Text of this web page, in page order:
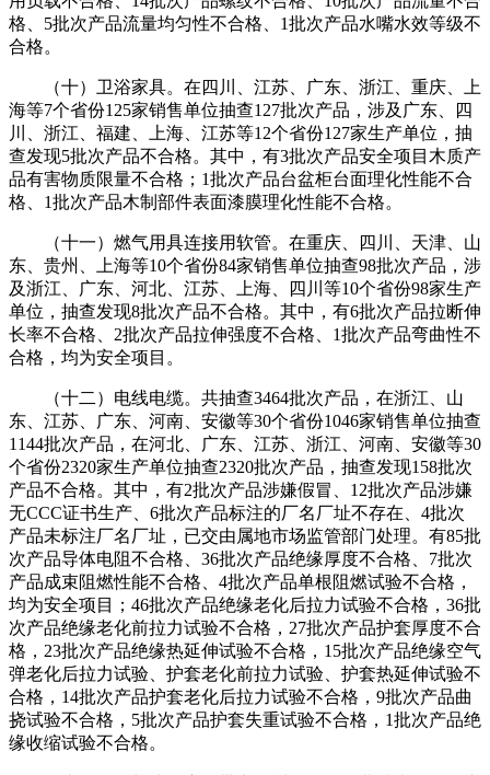
格、5批次产品流量均匀性不合格、1批次产品水嘴水效等级不
合格。
（十）卫浴家具。在四川、江苏、广东、浙江、重庆、上
海等7个省份125家销售单位抽查127批次产品，涉及广东、四
川、浙江、福建、上海、江苏等12个省份127家生产单位，抽
查发现5批次产品不合格。其中，有3批次产品安全项目木质产
品有害物质限量不合格；1批次产品台盆柜台面理化性能不合
格、1批次产品木制部件表面漆膜理化性能不合格。
（十一）燃气用具连接用软管。在重庆、四川、天津、山
东、贵州、上海等10个省份84家销售单位抽查98批次产品，涉
及浙江、广东、河北、江苏、上海、四川等10个省份98家生产
单位，抽查发现8批次产品不合格。其中，有6批次产品拉断伸
长率不合格、2批次产品拉伸强度不合格、1批次产品弯曲性不
合格，均为安全项目。
（十二）电线电缆。共抽查3464批次产品，在浙江、山
东、江苏、广东、河南、安徽等30个省份1046家销售单位抽查
1144批次产品，在河北、广东、江苏、浙江、河南、安徽等30
个省份2320家生产单位抽查2320批次产品，抽查发现158批次
产品不合格。其中，有2批次产品涉嫌假冒、12批次产品涉嫌
无CCC证书生产、6批次产品标注的厂名厂址不存在、4批次
产品未标注厂名厂址，已交由属地市场监管部门处理。有85批
次产品导体电阻不合格、36批次产品绝缘厚度不合格、7批次
产品成束阻燃性能不合格、4批次产品单根阻燃试验不合格，
均为安全项目；46批次产品绝缘老化后拉力试验不合格，36批
次产品绝缘老化前拉力试验不合格，27批次产品护套厚度不合
格，23批次产品绝缘热延伸试验不合格，15批次产品绝缘空气
弹老化后拉力试验、护套老化前拉力试验、护套热延伸试验不
合格，14批次产品护套老化后拉力试验不合格，9批次产品曲
挠试验不合格，5批次产品护套失重试验不合格，1批次产品绝
缘收缩试验不合格。